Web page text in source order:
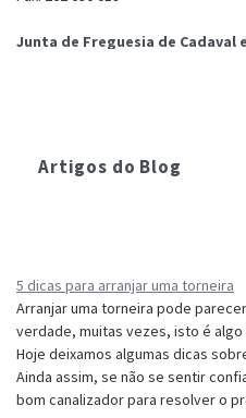
Junta de Freguesia de Cadaval
Junta de Freguesia de Lamas e
Junta de Freguesia de Painho e
Rua Dr. António José de Almeida e
262744011 (sede) / 262740074
ujfpainhoefigueiros@sapo.pt
Santa Casa Da Misericórdia Do
Artigos do Blog
5 dicas para arranjar uma torneira
Arranjar uma torneira pode
verdade, muitas vezes, isto é
Hoje deixamos algumas dicas
Ainda assim, se não se sentir
bom canalizador para resolver o